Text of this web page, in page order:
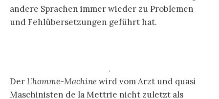
andere Sprachen immer wieder zu Problemen
und Fehlübersetzungen geführt hat.
.
DerL’homme-Machinewird vom Arzt und quasi
Maschinisten de la Mettrie nicht zuletzt als